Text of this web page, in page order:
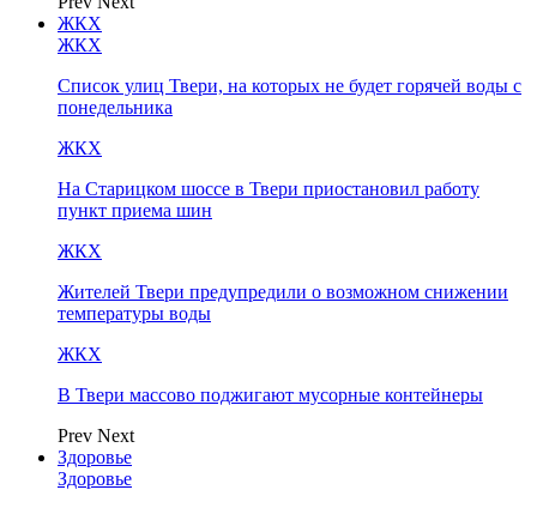
ЖКХ
ЖКХ
Список улиц Твери, на которых не будет горячей воды с
понедельника
ЖКХ
На Старицком шоссе в Твери приостановил работу
пункт приема шин
ЖКХ
Жителей Твери предупредили о возможном снижении
температуры воды
ЖКХ
В Твери массово поджигают мусорные контейнеры
Prev Next
Здоровье
Здоровье